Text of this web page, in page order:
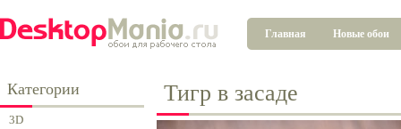
Главная Новые обои
Категории
3D
Тигр в засаде